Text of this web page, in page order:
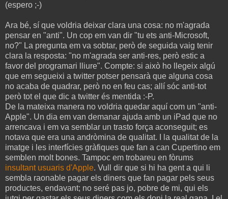
(espero ;-)
Ara bé, sí que voldria deixar clara una cosa: no m'agrada
pensar en "anti". Un cop em van dir "tu ets anti-Microsoft,
no?" La pregunta em va sobtar, però de seguida vaig tenir
clara la resposta: "no m'agrada ser anti-res, però estic a
favor del programari lliure". Compte: si això ho llegeix algú
que em segueixi a twitter potser pensarà que alguna cosa
no acaba de quadrar, però no en feu cas; allí sóc anti-tot
però tot el que dic a twitter és mentida :-P.
De la mateixa manera no voldria quedar aquí com un "anti-
Apple". Un dia em van demanar ajuda amb un iPad que no
arrencava i em va semblar un trasto força aconseguit; es
notava que era una andròmina de qualitat. I la qualitat de la
imatge i les interfícies gràfiques que fan a can Cupertino em
semblen molt bones. Tampoc em trobareu en fòrums
insultant usuaris d'Apple. Vull dir que si hi ha gent a qui li
sembla raonable pagar els diners que fan pagar pels seus
productes, endavant; no seré pas jo, pobre de mi, qui els